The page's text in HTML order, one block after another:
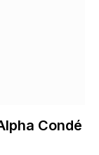
Condé